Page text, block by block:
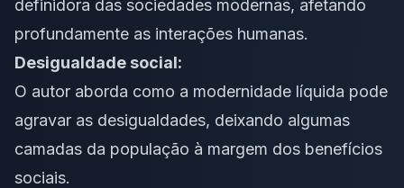
definidora das sociedades modernas, afetando
profundamente as interações humanas.
Desigualdade social:
O autor aborda como a modernidade líquida pode
agravar as desigualdades, deixando algumas
camadas da população à margem dos benefícios
sociais.